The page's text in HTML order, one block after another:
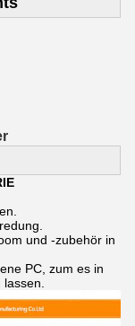
und -zubehör in
PC, zum es in